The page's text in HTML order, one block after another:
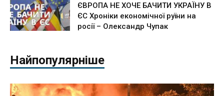
ЄВРОПА НЕ ХОЧЕ БАЧИТИ УКРАЇНУ В
ЄС Хроніки економічної руїни на
росії – Олександр Чупак
Найпопулярніше